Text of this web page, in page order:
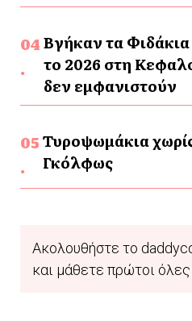
Βγήκαν τα
το 2026 στη
δεν εμφανιστούν
Τυροψωμάκια
Γκόλφως
Ακολουθήστε το
και μάθετε πρώτοι όλες